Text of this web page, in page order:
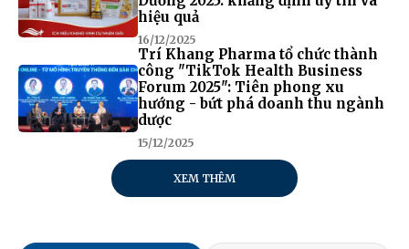
hiệu quả
16/12/2025
Trí Khang Pharma tổ chức thành
công "TikTok Health Business
Forum 2025": Tiên phong xu
hướng - bứt phá doanh thu ngành
dược
15/12/2025
XEM THÊM